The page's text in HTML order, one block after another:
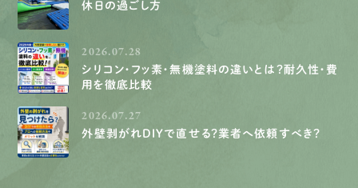
休日の過ごし方
2026.07.28
シリコン・フッ素・無機塗料の違いとは？耐久性・費
用を徹底比較
2026.07.27
外壁剥がれDIYで直せる？業者へ依頼すべき？